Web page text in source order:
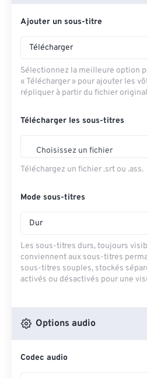
Ajouter un sous-titre
Télécharger
Sélectionnez la meilleure option
« Télécharger » pour ajouter les
répliquer à partir du fichier
Télécharger les sous-titres
Choisissez un fichier
Téléchargez un fichier .srt ou .ass.
Mode sous-titres
Dur
Les sous-titres durs, toujours
conviennent aux sous-titres
sous-titres souples, stockés
activés ou désactivés pour une
Options audio
Codec audio